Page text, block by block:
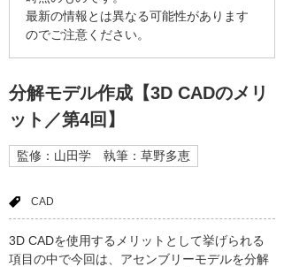
最新の情報とは異なる可能性があります
のでご注意ください。
分解モデル作成【3D CADのメリ
ット／第4回】
監修：山田学 執筆：草野多恵
CAD
3D CADを使用するメリットとして挙げられる
項目の中で今回は、アセンブリーモデルを分解